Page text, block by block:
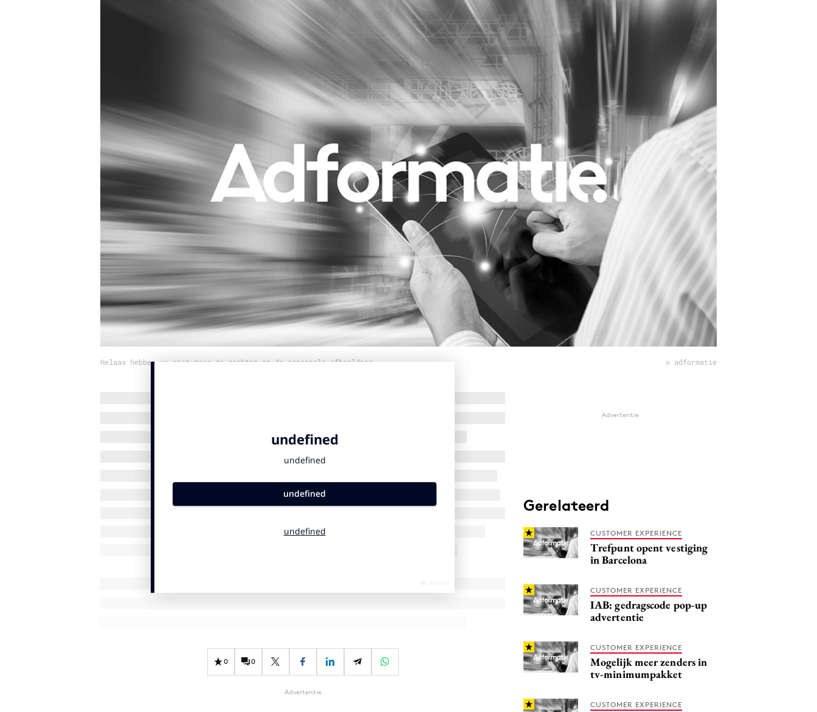
Influencer marketing
Interne communicatie
Purpose Marketing
Reputatie & crisis
Helaas hebben we niet meer de rechten op de originele afbeelding © adformatie
0 0
Advertentie
Advertentie
Gerelateerd
CUSTOMER EXPERIENCE
Trefpunt opent vestiging
in Barcelona
CUSTOMER EXPERIENCE
IAB: gedragscode pop-up
advertentie
CUSTOMER EXPERIENCE
Mogelijk meer zenders in
tv-minimumpakket
CUSTOMER EXPERIENCE